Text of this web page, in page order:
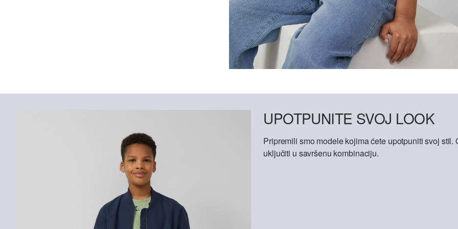
UPOTPUNITE SVOJ LOOK
Pripremili smo modele kojima ćete upotpuniti svoj
uključiti u savršenu kombinaciju.